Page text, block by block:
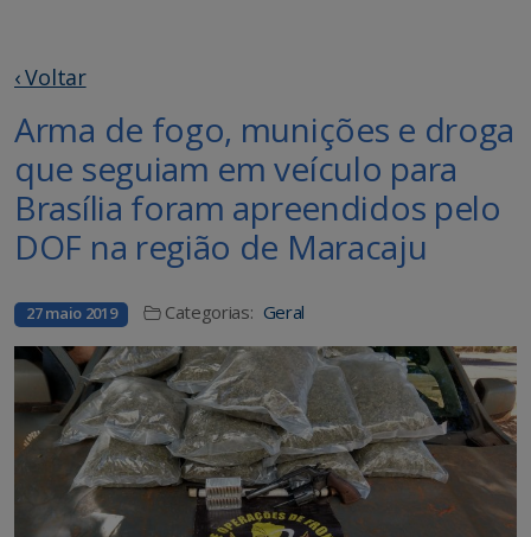
‹ Voltar
Arma de fogo, munições e droga
que seguiam em veículo para
Brasília foram apreendidos pelo
DOF na região de Maracaju
27 maio 2019 Categorias: Geral